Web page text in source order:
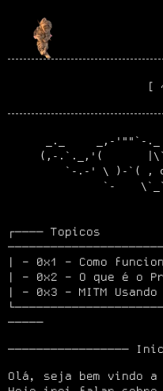
[
      _._     _,-'""`-._
(,-.`._,'(
`-.-' \ )-`( ,
┌──── Topicos
| - 0x1 - Como
| - 0x2 - O que é o
| - 0x3 - MITM
─────
─────────────────
Olá, seja bem vindo a